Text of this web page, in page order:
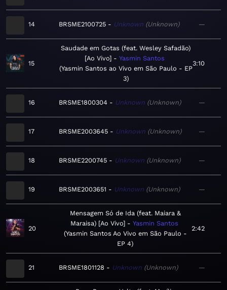
14 BRSME2100725 Unknown Unknown —
15
Saudade em Gotas (feat. Wesley Safadão)
[Ao Vivo]
Yasmin Santos
Yasmin Santos ao Vivo em São Paulo - EP
3
3:10
16 BRSME1800304 Unknown Unknown —
17 BRSME2003645 Unknown Unknown —
18 BRSME2200745 Unknown Unknown —
19 BRSME2003651 Unknown Unknown —
20
Mensagem Só de Ida (feat. Maiara &
Maraisa) [Ao Vivo]
Yasmin Santos
Yasmin Santos Ao Vivo em São Paulo -
EP 4
2:42
21 BRSME1801128 Unknown Unknown —